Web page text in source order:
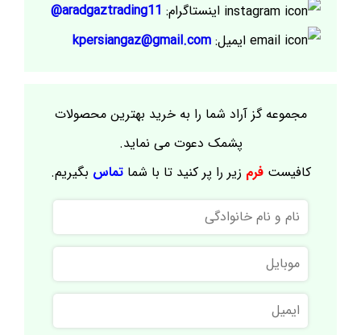
اینستاگرام: aradgaztrading11@
ایمیل: kpersiangaz@gmail.com
مجموعه گز آراد شما را به خرید بهترین محصولات
پشمک دعوت می نماید.
کافیستفرم زیر را پر کنید تا با شماتماس بگیریم.
نام
و
نام
خانوادگی
موبایل
ایمیل